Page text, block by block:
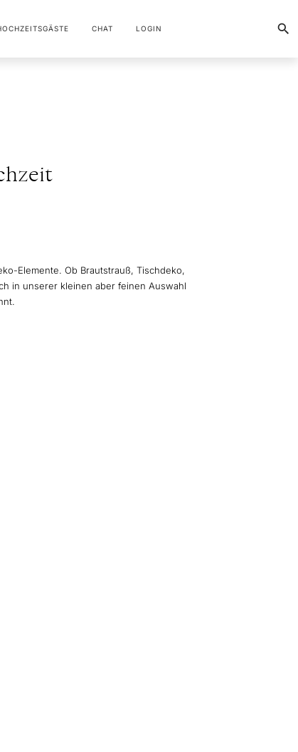
CHAT LOGIN
Elemente. Ob Brautstrauß, Tischdeko,
in unserer kleinen aber feinen Auswahl